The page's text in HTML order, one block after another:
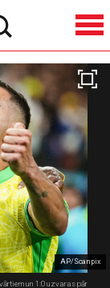
AP/Scanpix
un 1:0 uzvaras pār